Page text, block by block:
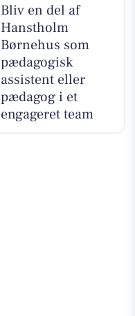
Bliv en del af
Hanstholm
Børnehus som
pædagogisk
assistent eller
pædagog i et
engageret team